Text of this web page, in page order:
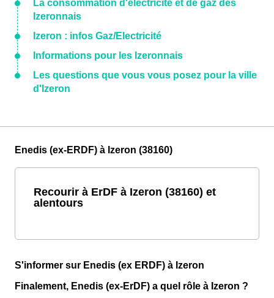
La consommation d'électricité et de gaz des
Izeronnais
Izeron : infos Gaz/Electricité
Informations pour les Izeronnais
Les questions que vous vous posez pour la ville
d'Izeron
Enedis (ex-ERDF) à Izeron (38160)
Recourir à ErDF à Izeron (38160) et
alentours
S'informer sur Enedis (ex ERDF) à Izeron
Finalement, Enedis (ex-ErDF) a quel rôle à Izeron ?